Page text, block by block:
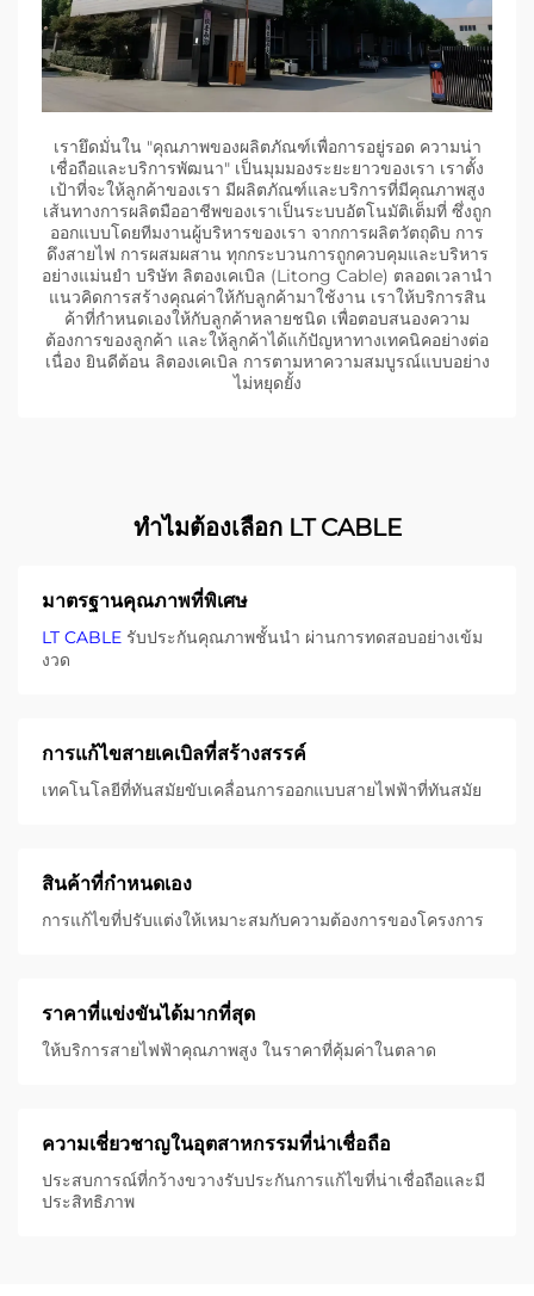
เรายึดมั่นใน "คุณภาพของผลิตภัณฑ์เพื่อการอยู่รอด ความน่า
เชื่อถือและบริการพัฒนา" เป็นมุมมองระยะยาวของเรา เราตั้ง
เป้าที่จะให้ลูกค้าของเรา มีผลิตภัณฑ์และบริการที่มีคุณภาพสูง
เส้นทางการผลิตมืออาชีพของเราเป็นระบบอัตโนมัติเต็มที่ ซึ่งถูก
ออกแบบโดยทีมงานผู้บริหารของเรา จากการผลิตวัตถุดิบ การ
ดึงสายไฟ การผสมผสาน ทุกกระบวนการถูกควบคุมและบริหาร
อย่างแม่นยํา บริษัท ลิตองเคเบิล (Litong Cable) ตลอดเวลานํา
แนวคิดการสร้างคุณค่าให้กับลูกค้ามาใช้งาน เราให้บริการสิน
ค้าที่กําหนดเองให้กับลูกค้าหลายชนิด เพื่อตอบสนองความ
ต้องการของลูกค้า และให้ลูกค้าได้แก้ปัญหาทางเทคนิคอย่างต่อ
เนื่อง ยินดีต้อน ลิตองเคเบิล การตามหาความสมบูรณ์แบบอย่าง
ไม่หยุดยั้ง
ทําไมต้องเลือก LT CABLE
มาตรฐานคุณภาพที่พิเศษ
LT CABLE รับประกันคุณภาพชั้นนํา ผ่านการทดสอบอย่างเข้ม
งวด
การแก้ไขสายเคเบิลที่สร้างสรรค์
เทคโนโลยีที่ทันสมัยขับเคลื่อนการออกแบบสายไฟฟ้าที่ทันสมัย
สินค้าที่กําหนดเอง
การแก้ไขที่ปรับแต่งให้เหมาะสมกับความต้องการของโครงการ
ราคาที่แข่งขันได้มากที่สุด
ให้บริการสายไฟฟ้าคุณภาพสูง ในราคาที่คุ้มค่าในตลาด
ความเชี่ยวชาญในอุตสาหกรรมที่น่าเชื่อถือ
ประสบการณ์ที่กว้างขวางรับประกันการแก้ไขที่น่าเชื่อถือและมี
ประสิทธิภาพ